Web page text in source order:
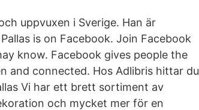
uppvuxen i Sverige. Han är
is on Facebook. Join Facebook
know. Facebook gives people the
and connected. Hos Adlibris hittar du
Vi har ett brett sortiment av
och mycket mer för en